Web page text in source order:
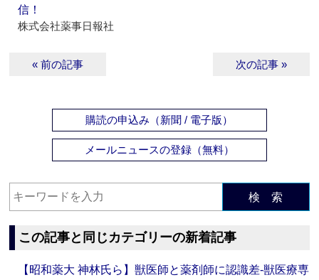
信！
株式会社薬事日報社
« 前の記事 次の記事 »
購読の申込み（新聞 / 電子版）
メールニュースの登録（無料）
検 索
この記事と同じカテゴリーの新着記事
【昭和薬大 神林氏ら】獣医師と薬剤師に認識差‐獣医療専